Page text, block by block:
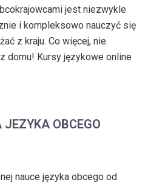
jest niezwykle
i kompleksowo nauczyć się
z kraju. Co więcej, nie
domu! Kursy językowe online
OBCEGO
nauce języka obcego od